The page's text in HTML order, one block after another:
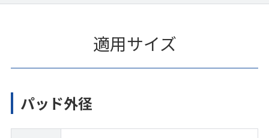
適用サイズ
パッド外径